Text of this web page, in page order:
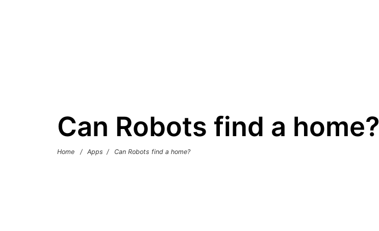
Can Robots find a home?
Home / Apps / Can Robots find a home?